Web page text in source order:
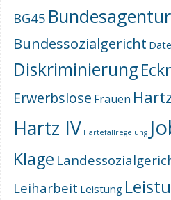
BG45
Bundessozialgericht
Diskriminierung
Erwerbslose Frauen
Hartz IV Härtefallregelung
Klage
Leiharbeit Leistung